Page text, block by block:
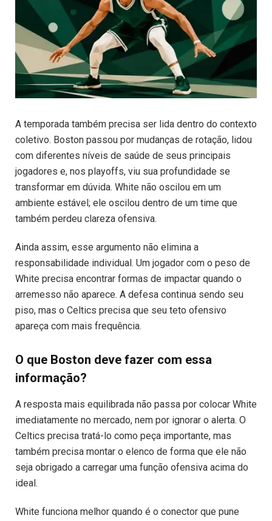
A temporada também precisa ser lida dentro do contexto
coletivo. Boston passou por mudanças de rotação, lidou
com diferentes níveis de saúde de seus principais
jogadores e, nos playoffs, viu sua profundidade se
transformar em dúvida. White não oscilou em um
ambiente estável; ele oscilou dentro de um time que
também perdeu clareza ofensiva.
Ainda assim, esse argumento não elimina a
responsabilidade individual. Um jogador com o peso de
White precisa encontrar formas de impactar quando o
arremesso não aparece. A defesa continua sendo seu
piso, mas o Celtics precisa que seu teto ofensivo
apareça com mais frequência.
O que Boston deve fazer com essa
informação?
A resposta mais equilibrada não passa por colocar White
imediatamente no mercado, nem por ignorar o alerta. O
Celtics precisa tratá-lo como peça importante, mas
também precisa montar o elenco de forma que ele não
seja obrigado a carregar uma função ofensiva acima do
ideal.
White funciona melhor quando é o conector que pune